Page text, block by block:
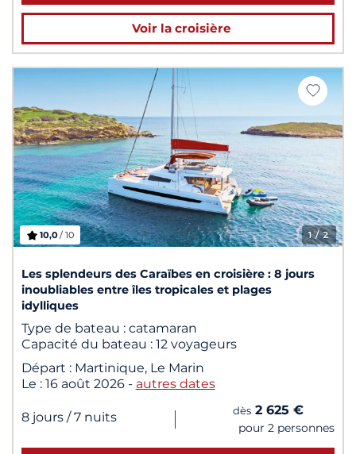
Voir la croisière
1/ 2
10,0/ 10
Les splendeurs des Caraïbes en croisière : 8 jours
inoubliables entre îles tropicales et plages
idylliques
Type de bateau : catamaran
Capacité du bateau : 12 voyageurs
Départ : Martinique, Le Marin
Le : 16 août 2026 - autres dates
8 jours / 7 nuits | dès 2 625 €
pour 2 personnes